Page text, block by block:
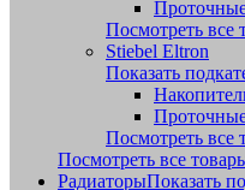
Посмотреть все
Stiebel Eltron
Показать
Посмотреть все
Посмотреть все
РадиаторыПоказать